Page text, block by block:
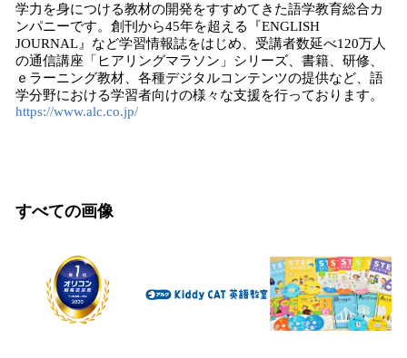
学力を身につける教材の開発をすすめてきた語学教育総合カ
ンパニーです。創刊から45年を超える『ENGLISH
JOURNAL』など学習情報誌をはじめ、受講者数延べ120万人
の通信講座「ヒアリングマラソン」シリーズ、書籍、研修、
ｅラーニング教材、各種デジタルコンテンツの提供など、語
学分野における学習者向けの様々な支援を行っております。
https://www.alc.co.jp/
すべての画像